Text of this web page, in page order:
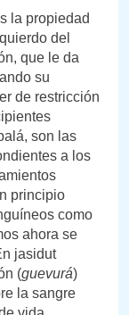
la propiedad
del
que le da
su
de restricción
son las
a los
principio
como
ahora se
jasidut
(guevurá)
la sangre